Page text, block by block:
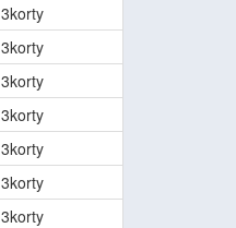
3korty
3korty
3korty
3korty
3korty
3korty
3korty